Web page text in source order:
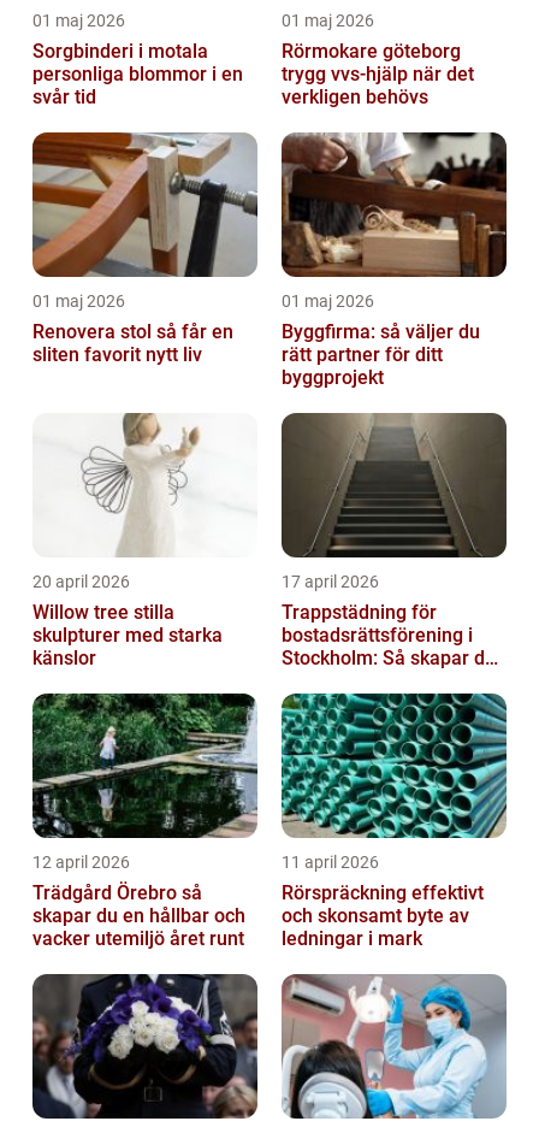
01 maj 2026
Sorgbinderi i motala
personliga blommor i en
svår tid
01 maj 2026
Rörmokare göteborg
trygg vvs-hjälp när det
verkligen behövs
01 maj 2026
Renovera stol så får en
sliten favorit nytt liv
01 maj 2026
Byggfirma: så väljer du
rätt partner för ditt
byggprojekt
20 april 2026
Willow tree stilla
skulpturer med starka
känslor
17 april 2026
Trappstädning för
bostadsrättsförening i
Stockholm: Så skapar du
trapphus...
12 april 2026
Trädgård Örebro så
skapar du en hållbar och
vacker utemiljö året runt
11 april 2026
Rörspräckning effektivt
och skonsamt byte av
ledningar i mark